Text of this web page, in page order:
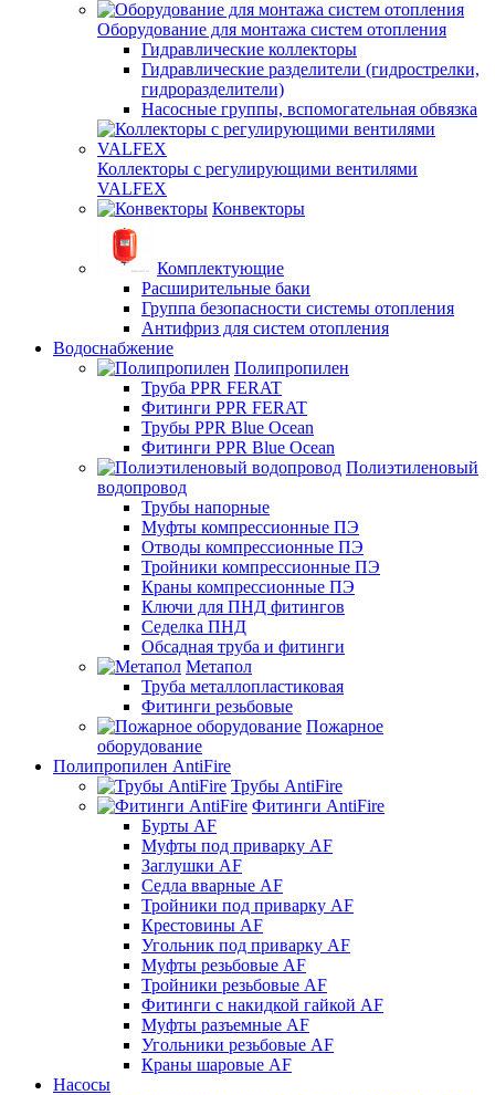
Оборудование для монтажа систем отопления
Гидравлические коллекторы
Гидравлические разделители (гидрострелки,
гидроразделители)
Насосные группы, вспомогательная обвязка
Коллекторы с регулирующими вентилями
VALFEX
Конвекторы
Комплектующие
Расширительные баки
Группа безопасности системы отопления
Антифриз для систем отопления
Водоснабжение
Полипропилен
Труба PPR FERAT
Фитинги PPR FERAT
Трубы PPR Blue Ocean
Фитинги PPR Blue Ocean
Полиэтиленовый
водопровод
Трубы напорные
Муфты компрессионные ПЭ
Отводы компрессионные ПЭ
Тройники компрессионные ПЭ
Краны компрессионные ПЭ
Ключи для ПНД фитингов
Седелка ПНД
Обсадная труба и фитинги
Метапол
Труба металлопластиковая
Фитинги резьбовые
Пожарное
оборудование
Полипропилен AntiFire
Трубы AntiFire
Фитинги AntiFire
Бурты AF
Муфты под приварку AF
Заглушки AF
Седла вварные AF
Тройники под приварку AF
Крестовины AF
Угольник под приварку AF
Муфты резьбовые AF
Тройники резьбовые AF
Фитинги с накидкой гайкой AF
Муфты разъемные AF
Угольники резьбовые AF
Краны шаровые AF
Насосы